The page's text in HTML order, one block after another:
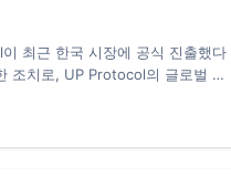
최근 한국 시장에 공식 진출했다
조치로, UP Protocol의 글로벌 확
하고 지속 가능한 탈중앙화 금융